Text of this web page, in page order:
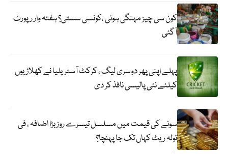
کون سی چیز مہنگی ہوئی ،کونسی سستی؟ ہفتہ وار رپورٹ
آگئی
پہلے اپنی پھر دوسری لیگ ، کرکٹ آسٹریلیا نے کھلاڑیوں
کیلئے نئی پالیسی نافذ کر دی
سونے کی قیمت میں مسلسل تیسرے روز بڑا اضافہ ، فی
تولہ ریٹ کہاں تک جا پہنچا؟